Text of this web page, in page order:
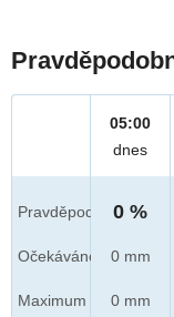
Pravděpod.
Očekáváno
Maximum
05:00
dnes
0 %
0 mm
0 mm